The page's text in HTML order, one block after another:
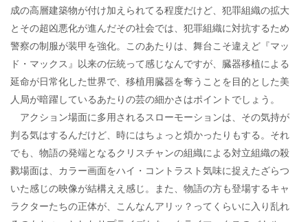
成の高層建築物が付け加えられてる程度だけど、犯罪組織の拡大
とその超凶悪化が進んだその社会では、犯罪組織に対抗するため
警察の制服が装甲を強化。このあたりは、舞台こそ違えど『マッ
ド・マックス』以来の伝統って感じなんですが、臓器移植による
延命が日常化した世界で、移植用臓器を奪うことを目的とした美
人局が暗躍しているあたりの芸の細かさはポイントでしょう。
アクション場面に多用されるスローモーションは、その気持が
判る気はするんだけど、時にはちょっと煩かったりもする。それ
でも、物語の発端となるクリスチャンの組織による対立組織の殺
戮場面は、カラー画面をハイ・コントラスト気味に捉えたざらつ
いた感じの映像が結構ええ感じ。また、物語の方も登場するキャ
ラクターたちの正体が、こんなんアリッ？ってくらいに入り乱れ